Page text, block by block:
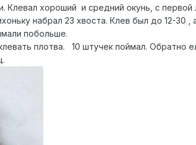
Клевал хороший и средний окунь, с первой
набрал 23 хвоста. Клев был до 12-30 ,
побольше.
плотва. 10 штучек поймал. Обратно